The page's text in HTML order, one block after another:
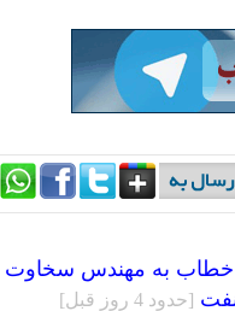
خطاب به مهندس سخاوت
[حدود 4 روز قبل]